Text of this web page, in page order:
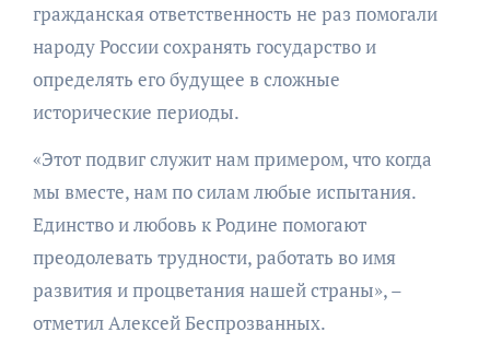
гражданская ответственность не раз помогали
народу России сохранять государство и
определять его будущее в сложные
исторические периоды.
«Этот подвиг служит нам примером, что когда
мы вместе, нам по силам любые испытания.
Единство и любовь к Родине помогают
преодолевать трудности, работать во имя
развития и процветания нашей страны», –
отметил Алексей Беспрозванных.